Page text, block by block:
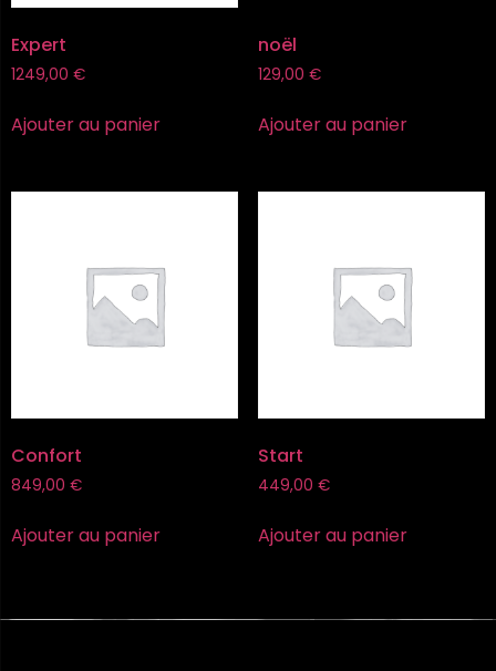
Expert
1249,00 €
Ajouter au panier
noël
129,00 €
Ajouter au panier
Confort
849,00 €
Ajouter au panier
Start
449,00 €
Ajouter au panier